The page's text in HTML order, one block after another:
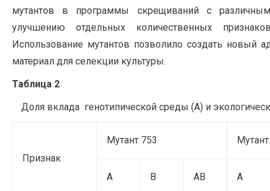
мутантов в программы скрещиваний с
улучшению отдельных количественных
Использование мутантов позволило создать
материал для селекции культуры.
Таблица 2
Доля вклада генотипической среды (А) и
Признак
Мутант 753
А В АВ А